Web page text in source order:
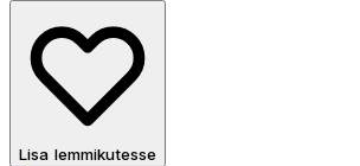
Lisa lemmikutesse